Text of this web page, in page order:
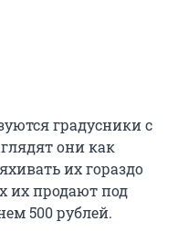
градусники с
они как
их гораздо
их продают под
500 рублей.